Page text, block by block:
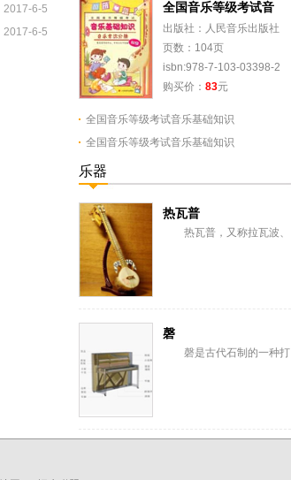
2017-6-5
2017-6-5
全国音乐等级考试音
出版社：人民音乐出版社
页数：104页
isbn:978-7-103-03398-2
购买价： 83元
全国音乐等级考试音乐基础知识
全国音乐等级考试音乐基础知识
乐器
热瓦普
热瓦普，又称拉瓦波、
磬
磬是古代石制的一种打